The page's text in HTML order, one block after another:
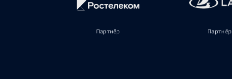
Партнёр Партнёр